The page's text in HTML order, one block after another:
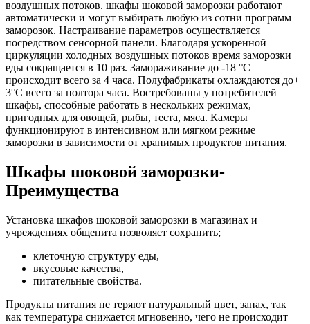
воздушных потоков. шкафы шоковой заморозки работают
автоматически и могут выбирать любую из сотни программ
заморозок. Настраивание параметров осуществляется
посредством сенсорной панели. Благодаря ускоренной
циркуляции холодных воздушных потоков время заморозки
еды сокращается в 10 раз. Замораживание до -18 °C
происходит всего за 4 часа. Полуфабрикаты охлаждаются до+
3°C всего за полтора часа. Востребованы у потребителей
шкафы, способные работать в нескольких режимах,
пригодных для овощей, рыбы, теста, мяса. Камеры
функционируют в интенсивном или мягком режиме
заморозки в зависимости от хранимых продуктов питания.
Шкафы шоковой заморозки-
Преимущества
Установка шкафов шоковой заморозки в магазинах и
учреждениях общепита позволяет сохранить;
клеточную структуру еды,
вкусовые качества,
питательные свойства.
Продукты питания не теряют натуральный цвет, запах, так
как температура снижается мгновенно, чего не происходит